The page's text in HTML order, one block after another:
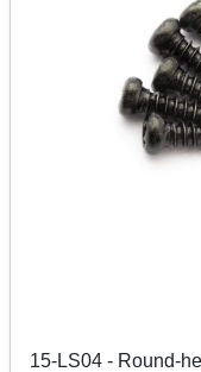
15-LS04 - Round-